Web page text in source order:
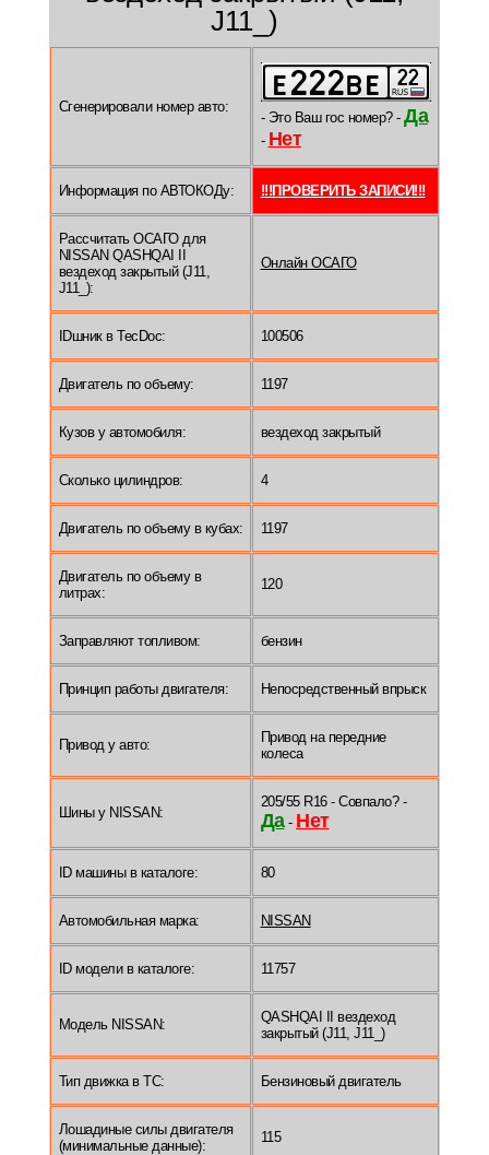
J11_)
Сгенерировали номер авто:
- Это Ваш гос номер? - Да
- Нет
Информация по АВТОКОДу: !!!ПРОВЕРИТЬ ЗАПИСИ!!!
Рассчитать ОСАГО для
NISSAN QASHQAI II
вездеход закрытый (J11,
J11_):
Онлайн ОСАГО
IDшник в TecDoc: 100506
Двигатель по объему: 1197
Кузов у автомобиля: вездеход закрытый
Сколько цилиндров: 4
Двигатель по объему в кубах: 1197
Двигатель по объему в
литрах:
120
Заправляют топливом: бензин
Принцип работы двигателя: Непосредственный впрыск
Привод у авто:
Привод на передние
колеса
Шины у NISSAN:
205/55 R16 - Совпало? -
Да- Нет
ID машины в каталоге: 80
Автомобильная марка: NISSAN
ID модели в каталоге: 11757
Модель NISSAN:
QASHQAI II вездеход
закрытый (J11, J11_)
Тип движка в ТС: Бензиновый двигатель
Лошадиные силы двигателя
(минимальные данные):
115